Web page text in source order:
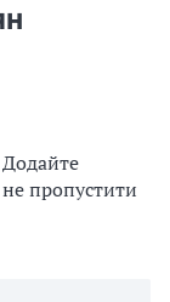
пропустити